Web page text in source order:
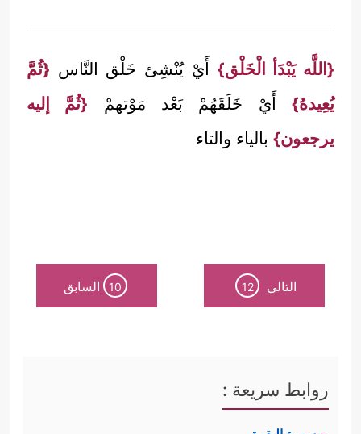
{اللَّه يَبْدَأ الْخَلْق} أَيْ يُنْشِئ خَلْق النَّاس {ثُمَّ
يُعِيدهُ}أَيْ خَلَقَهُمْ بَعْد مَوْتهمْ {ثُمَّ إليه
يرجعون} بالياء والتاء
التالي 12
10 السابق
روابط سريعة :